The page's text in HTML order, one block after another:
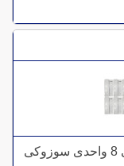
پکیج کامل آیفون صوتی 8 واحدی سوزوکی